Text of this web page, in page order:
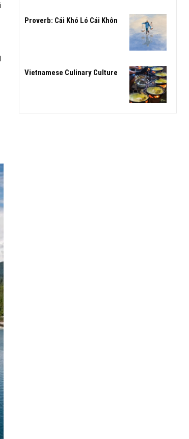
Proverb: Cái Khó Ló Cái Khôn
Vietnamese Culinary Culture